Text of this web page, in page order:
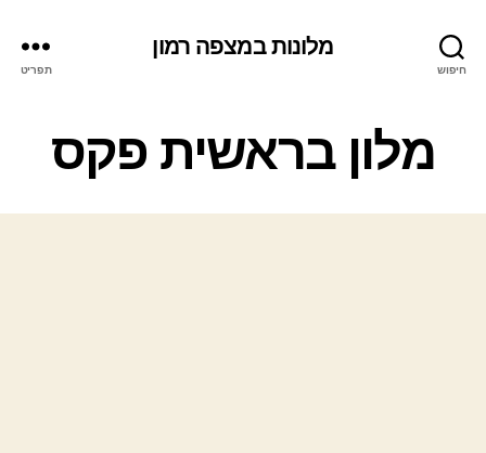
חיפוש
מלונות במצפה רמון
תפריט
ק
ט
מלון בראשית פקס